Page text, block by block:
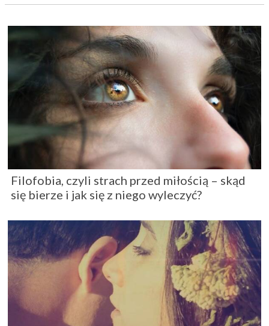
Filofobia, czyli strach przed miłością – skąd
się bierze i jak się z niego wyleczyć?